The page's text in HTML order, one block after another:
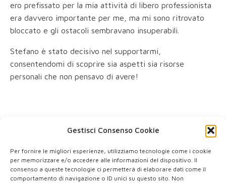
Gestisci Consenso Cookie
Per fornire le migliori esperienze, utilizziamo tecnologie come i cookie
per memorizzare e/o accedere alle informazioni del dispositivo. Il
consenso a queste tecnologie ci permetterà di elaborare dati come il
comportamento di navigazione o ID unici su questo sito. Non
ero prefissato per la mia attività di libero professionista
era davvero importante per me, ma mi sono ritrovato
bloccato e gli ostacoli sembravano insuperabili.
Stefano è stato decisivo nel supportarmi,
consentendomi di scoprire sia aspetti sia risorse
personali che non pensavo di avere!